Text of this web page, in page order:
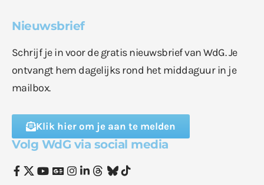
Nieuwsbrief
Schrijf je in voor de gratis nieuwsbrief van WdG. Je
ontvangt hem dagelijks rond het middaguur in je
mailbox.
Klik hier om je aan te melden
Volg WdG via social media